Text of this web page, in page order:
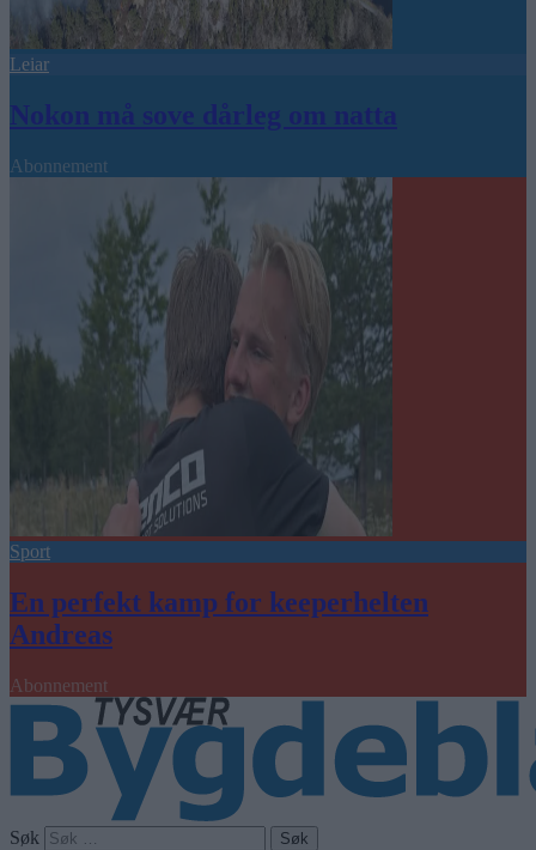
Leiar
Nokon må sove dårleg om natta
Abonnement
Sport
En perfekt kamp for keeperhelten
Andreas
Abonnement
Søk